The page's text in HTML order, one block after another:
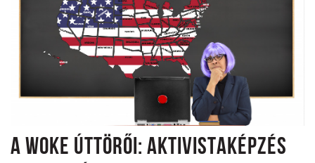
A WOKE ÚTTÖRŐI: AKTIVISTAKÉPZÉS